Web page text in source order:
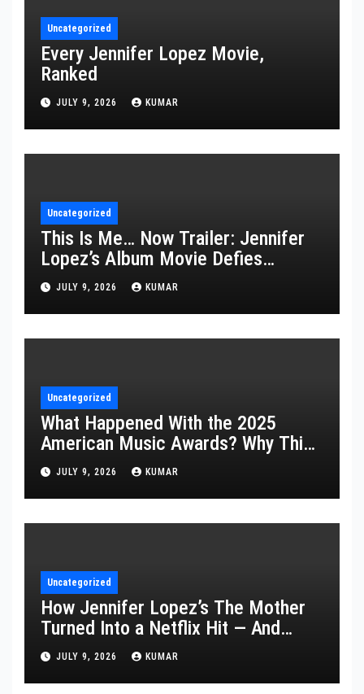
Uncategorized
Every Jennifer Lopez Movie,
Ranked
JULY 9, 2026 KUMAR
Uncategorized
This Is Me… Now Trailer: Jennifer
Lopez’s Album Movie Defies
Description
JULY 9, 2026 KUMAR
Uncategorized
What Happened With the 2025
American Music Awards? Why This
Year’s Ceremony Fell Flat
JULY 9, 2026 KUMAR
Uncategorized
How Jennifer Lopez’s The Mother
Turned Into a Netflix Hit — And
What It Says About Her Staying
Power
JULY 9, 2026 KUMAR